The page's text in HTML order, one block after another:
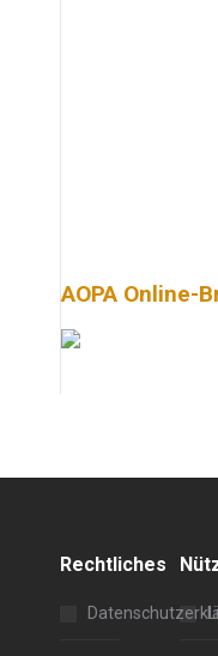
AOPA Online-
Rechtliches